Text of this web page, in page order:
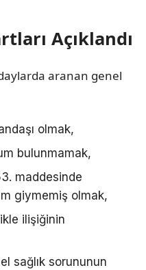
Açıklandı
aranan genel
olmak,
bulunmamak,
maddesinde
giymemiş olmak,
ilişiğinin
sağlık sorununun